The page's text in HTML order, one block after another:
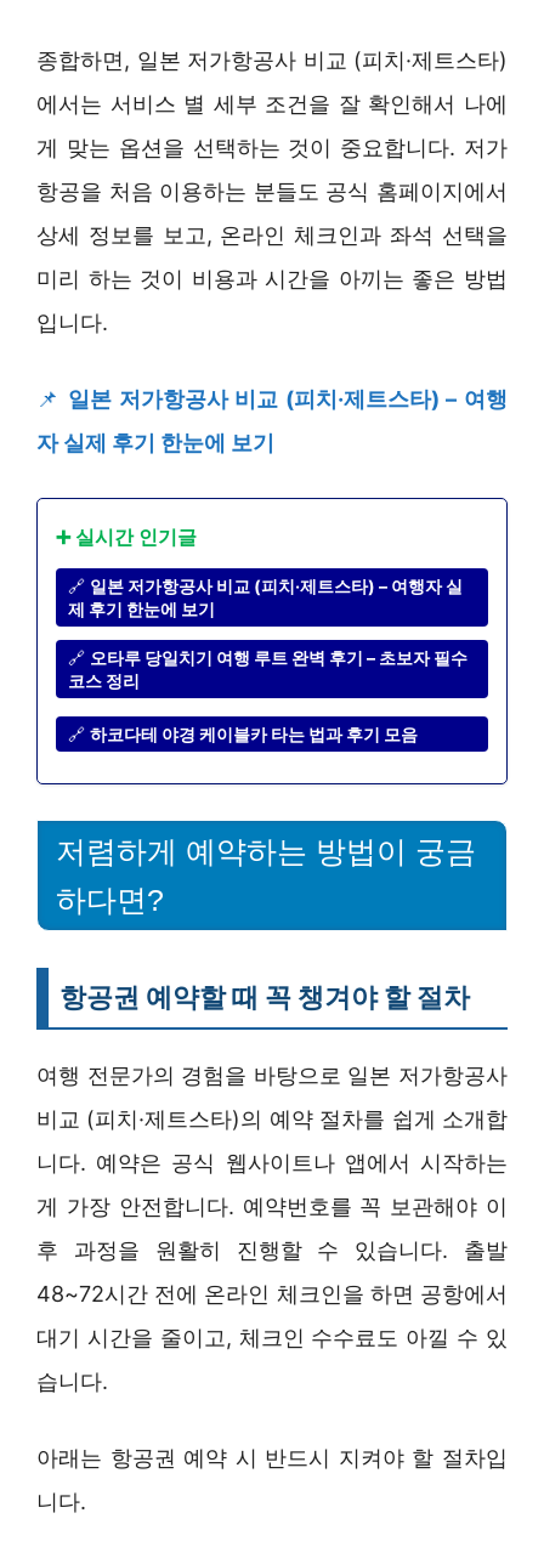
종합하면, 일본 저가항공사 비교 (피치·제트스타)
에서는 서비스 별 세부 조건을 잘 확인해서 나에
게 맞는 옵션을 선택하는 것이 중요합니다. 저가
항공을 처음 이용하는 분들도 공식 홈페이지에서
상세 정보를 보고, 온라인 체크인과 좌석 선택을
미리 하는 것이 비용과 시간을 아끼는 좋은 방법
입니다.
📌 일본 저가항공사 비교 (피치·제트스타) – 여행
자 실제 후기 한눈에 보기
➕ 실시간 인기글
🔗 일본 저가항공사 비교 (피치·제트스타) – 여행자 실
제 후기 한눈에 보기
🔗 오타루 당일치기 여행 루트 완벽 후기 – 초보자 필수
코스 정리
🔗 하코다테 야경 케이블카 타는 법과 후기 모음
저렴하게 예약하는 방법이 궁금
하다면?
항공권 예약할 때 꼭 챙겨야 할 절차
여행 전문가의 경험을 바탕으로 일본 저가항공사
비교 (피치·제트스타)의 예약 절차를 쉽게 소개합
니다. 예약은 공식 웹사이트나 앱에서 시작하는
게 가장 안전합니다. 예약번호를 꼭 보관해야 이
후 과정을 원활히 진행할 수 있습니다. 출발
48~72시간 전에 온라인 체크인을 하면 공항에서
대기 시간을 줄이고, 체크인 수수료도 아낄 수 있
습니다.
아래는 항공권 예약 시 반드시 지켜야 할 절차입
니다.